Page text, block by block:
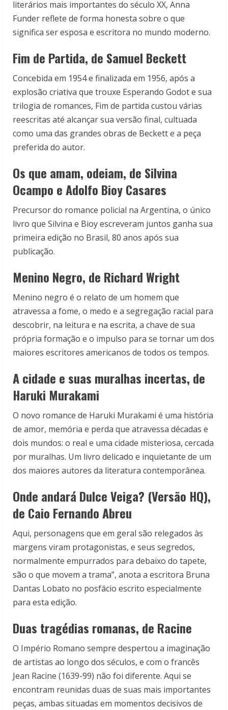
literários mais importantes do século XX, Anna
Funder reflete de forma honesta sobre o que
significa ser esposa e escritora no mundo moderno.
Fim de Partida, de Samuel Beckett
Concebida em 1954 e finalizada em 1956, após a
explosão criativa que trouxe Esperando Godot e sua
trilogia de romances, Fim de partida custou várias
reescritas até alcançar sua versão final, cultuada
como uma das grandes obras de Beckett e a peça
preferida do autor.
Os que amam, odeiam, de Silvina
Ocampo e Adolfo Bioy Casares
Precursor do romance policial na Argentina, o único
livro que Silvina e Bioy escreveram juntos ganha sua
primeira edição no Brasil, 80 anos após sua
publicação.
Menino Negro, de Richard Wright
Menino negro é o relato de um homem que
atravessa a fome, o medo e a segregação racial para
descobrir, na leitura e na escrita, a chave de sua
própria formação e o impulso para se tornar um dos
maiores escritores americanos de todos os tempos.
A cidade e suas muralhas incertas, de
Haruki Murakami
O novo romance de Haruki Murakami é uma história
de amor, memória e perda que atravessa décadas e
dois mundos: o real e uma cidade misteriosa, cercada
por muralhas. Um livro delicado e inquietante de um
dos maiores autores da literatura contemporânea.
Onde andará Dulce Veiga? (Versão HQ),
de Caio Fernando Abreu
Aqui, personagens que em geral são relegados às
margens viram protagonistas, e seus segredos,
normalmente empurrados para debaixo do tapete,
são o que movem a trama”, anota a escritora Bruna
Dantas Lobato no posfácio escrito especialmente
para esta edição.
Duas tragédias romanas, de Racine
O Império Romano sempre despertou a imaginação
de artistas ao longo dos séculos, e com o francês
Jean Racine (1639-99) não foi diferente. Aqui se
encontram reunidas duas de suas mais importantes
peças, ambas situadas em momentos decisivos de